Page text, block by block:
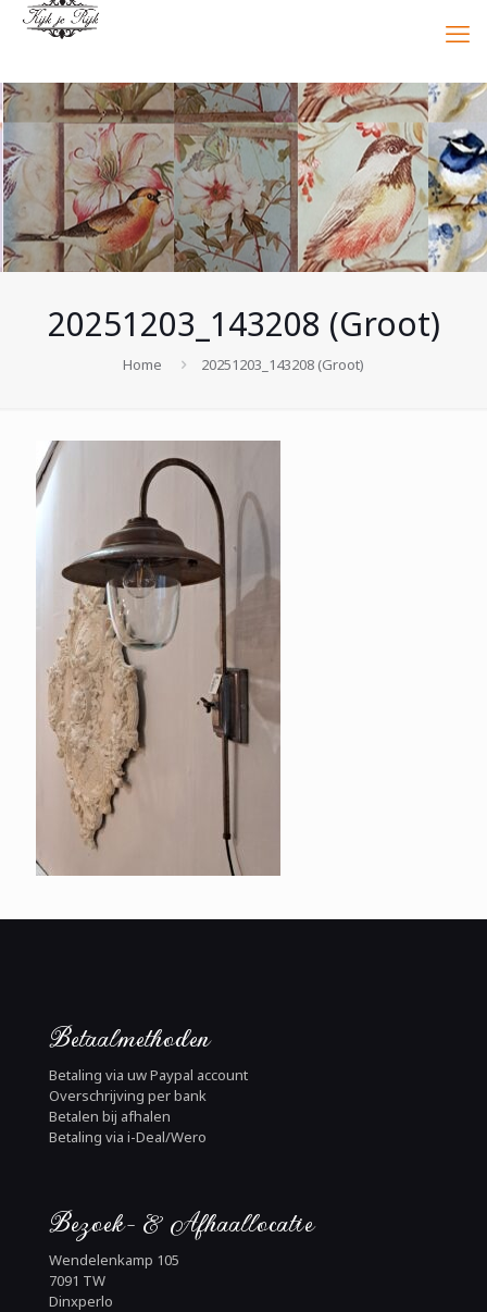
20251203_143208 (Groot)
Home 20251203_143208 (Groot)
Betaalmethoden
Betaling via uw Paypal account
Overschrijving per bank
Betalen bij afhalen
Betaling via i-Deal/Wero
Bezoek- & Afhaallocatie
Wendelenkamp 105
7091 TW
Dinxperlo